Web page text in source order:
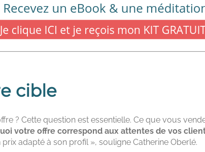
cible
? Cette question est essentielle. Ce que vous
votre offre correspond aux attentes de vos
adapté à son profil », souligne Catherine Oberlé.